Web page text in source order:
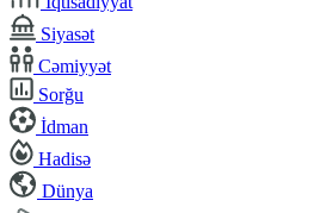
Siyasət
Cəmiyyət
Sorğu
İdman
Hadisə
Dünya